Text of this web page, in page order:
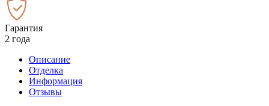
Гарантия
2 года
Описание
Отделка
Информация
Отзывы